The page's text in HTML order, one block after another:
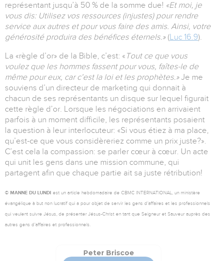
représentant jusqu’à 50 % de la somme due! «Et moi, je
vous dis: Utilisez vos ressources (injustes) pour rendre
service aux autres et pour vous faire des amis. Ainsi, votre
générosité produira des bénéfices éternels.» (Luc 16.9).
La «règle d’or» de la Bible, c’est: « Tout ce que vous
voulez que les hommes fassent pour vous, faîtes-le de
même pour eux, car c’est la loi et les prophètes.» Je me
souviens d’un directeur de marketing qui donnait à
chacun de ses représentants un disque sur lequel figurait
cette règle d’or. Lorsque les négociations en arrivaient
parfois à un moment difficile, les représentants posaient
la question à leur interlocuteur: «Si vous étiez à ma place,
qu’est-ce que vous considèreriez comme un prix juste?».
C’est cela la compassion: se parler cœur à cœur. Un acte
qui unit les gens dans une mission commune, qui
partagent afin que chaque partie ait sa juste rétribution!
© MANNE DU LUNDI est un article hebdomadaire de CBMC INTERNATIONAL, un ministère
évangélique à but non lucratif qui a pour objet de servir les gens d’affaires et les professionnels
qui veulent suivre Jésus, de présenter Jésus-Christ en tant que Seigneur et Sauveur auprès des
autres gens d’affaires et professionnels.
Peter Briscoe